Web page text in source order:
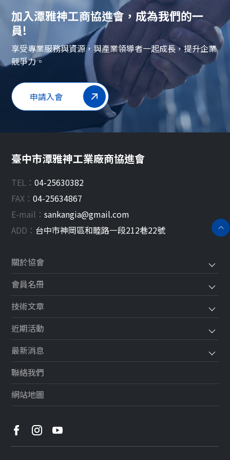
加入潭雅神工商協進會，成為我們的一
員!
享受專業服務與資源，與產業領導者一起成長，提升企業
競爭力。
申請入會
臺中市潭雅神工業廠商協進會
TEL：04-25630382
FAX：04-25634867
E-mail：sankangia@gmail.com
ADD： 台中市神岡區和睦路一段212巷22號
關於協會
會員名冊
技術文章
近期活動
最新消息
聯絡我們
網站地圖